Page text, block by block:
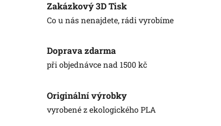
Zakázkový 3D Tisk
Co u nás nenajdete, rádi vyrobíme
Doprava zdarma
při objednávce nad 1500 kč
Originální výrobky
vyrobené z ekologického PLA